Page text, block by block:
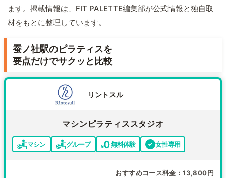
ます。掲載情報は、FIT PALETTE編集部が公式情報と独自取
材をもとに整理しています。
蚕ノ社駅のピラティスを
要点だけでサクッと比較
リントスル
マシンピラティススタジオ
マシン グループ 無料体験 女性専用
おすすめコース料金 13,800円